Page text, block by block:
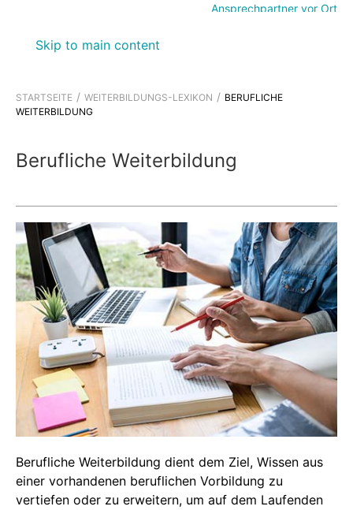
Skip to main content
Ansprechpartner vor Ort
STARTSEITE WEITERBILDUNGS-LEXIKON
BERUFLICHE
WEITERBILDUNG
Berufliche Weiterbildung
Berufliche Weiterbildung dient dem Ziel, Wissen aus
einer vorhandenen beruflichen Vorbildung zu
vertiefen oder zu erweitern, um auf dem Laufenden